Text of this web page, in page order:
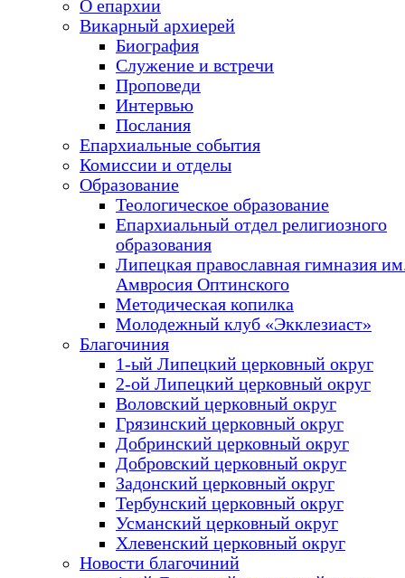
О епархии
Викарный архиерей
Биография
Служение и встречи
Проповеди
Интервью
Послания
Епархиальные события
Комиссии и отделы
Образование
Теологическое образование
Епархиальный отдел религиозного
образования
Липецкая православная гимназия
Амвросия Оптинского
Методическая копилка
Молодежный клуб «Экклезиаст»
Благочиния
1-ый Липецкий церковный округ
2-ой Липецкий церковный округ
Воловский церковный округ
Грязинский церковный округ
Добринский церковный округ
Добровский церковный округ
Задонский церковный округ
Тербунский церковный округ
Усманский церковный округ
Хлевенский церковный округ
Новости благочиний